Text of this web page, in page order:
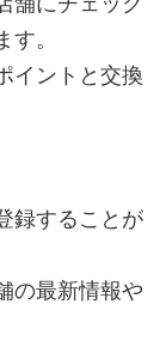
。
イントと交換
録することが
の最新情報や